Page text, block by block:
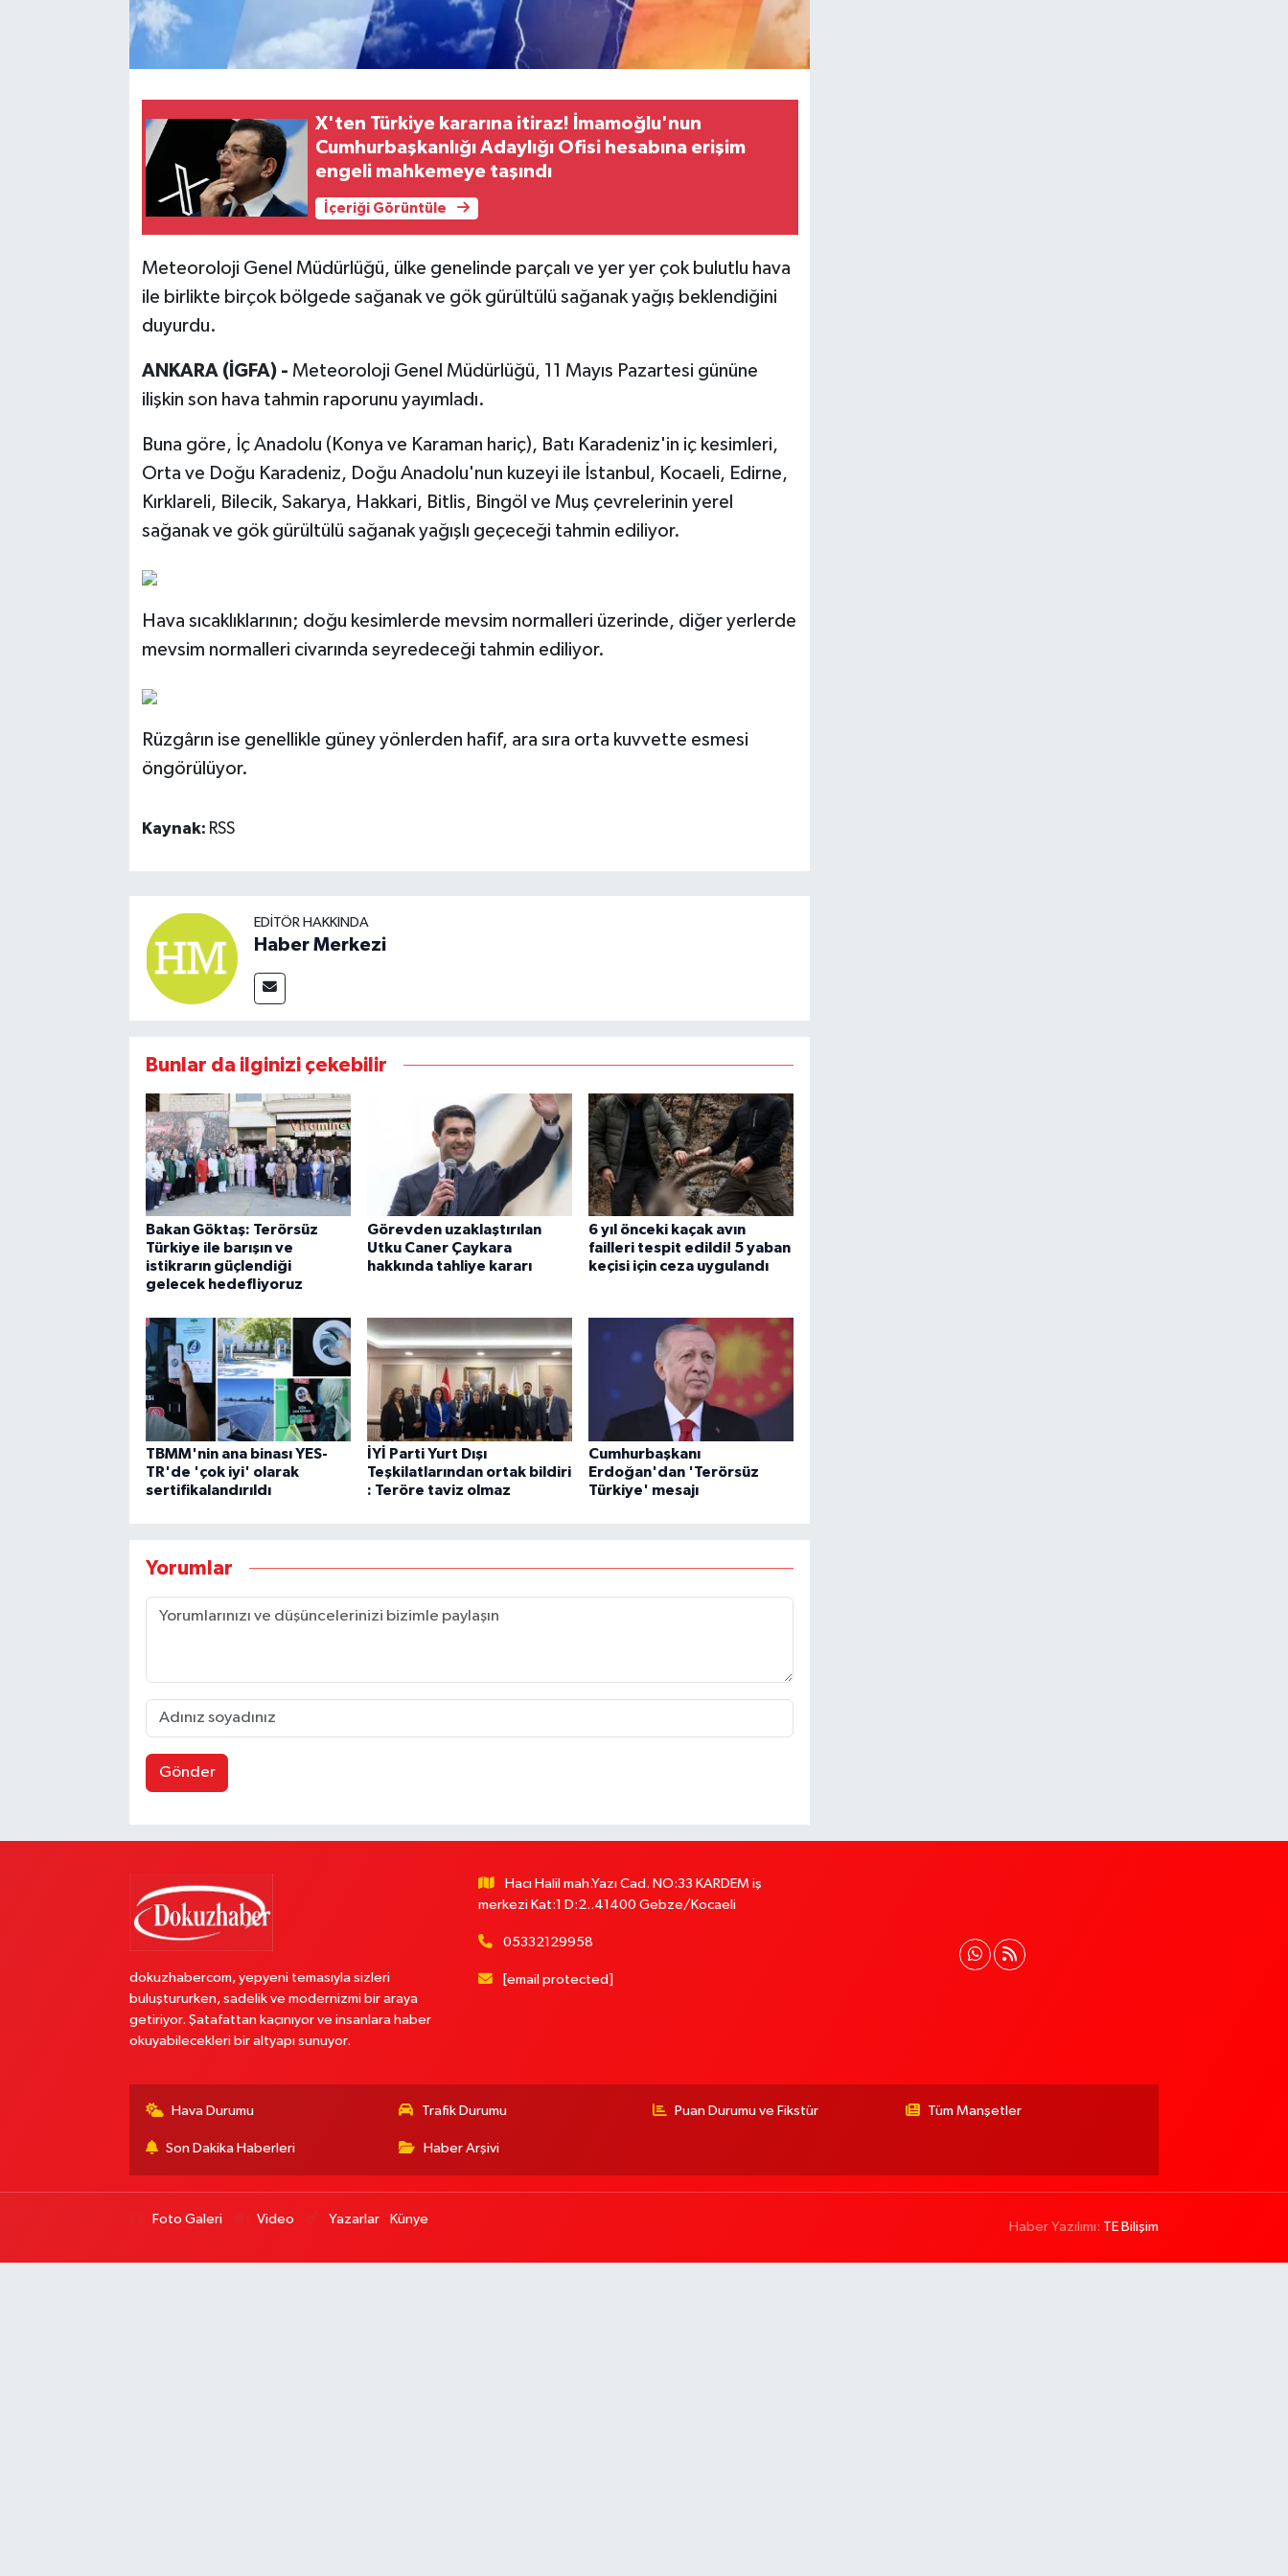
X'ten Türkiye kararına itiraz! İmamoğlu'nun
Cumhurbaşkanlığı Adaylığı Ofisi hesabına erişim
engeli mahkemeye taşındı
İçeriği Görüntüle
Meteoroloji Genel Müdürlüğü, ülke genelinde parçalı ve yer yer çok bulutlu hava
ile birlikte birçok bölgede sağanak ve gök gürültülü sağanak yağış beklendiğini
duyurdu.
ANKARA (İGFA) - Meteoroloji Genel Müdürlüğü, 11 Mayıs Pazartesi gününe
ilişkin son hava tahmin raporunu yayımladı.
Buna göre, İç Anadolu (Konya ve Karaman hariç), Batı Karadeniz'in iç kesimleri,
Orta ve Doğu Karadeniz, Doğu Anadolu'nun kuzeyi ile İstanbul, Kocaeli, Edirne,
Kırklareli, Bilecik, Sakarya, Hakkari, Bitlis, Bingöl ve Muş çevrelerinin yerel
sağanak ve gök gürültülü sağanak yağışlı geçeceği tahmin ediliyor.
Hava sıcaklıklarının; doğu kesimlerde mevsim normalleri üzerinde, diğer yerlerde
mevsim normalleri civarında seyredeceği tahmin ediliyor.
Rüzgârın ise genellikle güney yönlerden hafif, ara sıra orta kuvvette esmesi
öngörülüyor.
Kaynak: RSS
EDITÖR HAKKINDA
Haber Merkezi
Bunlar da ilginizi çekebilir
Bakan Göktaş: Terörsüz
Türkiye ile barışın ve
istikrarın güçlendiği
gelecek hedefliyoruz
Görevden uzaklaştırılan
Utku Caner Çaykara
hakkında tahliye kararı
6 yıl önceki kaçak avın
failleri tespit edildi! 5 yaban
keçisi için ceza uygulandı
TBMM'nin ana binası YES-
TR'de 'çok iyi' olarak
sertifikalandırıldı
İYİ Parti Yurt Dışı
Teşkilatlarından ortak bildiri
: Teröre taviz olmaz
Cumhurbaşkanı
Erdoğan'dan 'Terörsüz
Türkiye' mesajı
Yorumlar
Gönder
dokuzhabercom, yepyeni temasıyla sizleri
buluştururken, sadelik ve modernizmi bir araya
getiriyor. Şatafattan kaçınıyor ve insanlara haber
okuyabilecekleri bir altyapı sunuyor.
Hacı Halil mah.Yazı Cad. NO:33 KARDEM iş
merkezi Kat:1 D:2..41400 Gebze/Kocaeli
05332129958
[email protected]
Hava Durumu Trafik Durumu Puan Durumu ve Fikstür Tüm Manşetler
Son Dakika Haberleri Haber Arşivi
Foto Galeri Video Yazarlar Künye
Haber Yazılımı: TE Bilişim